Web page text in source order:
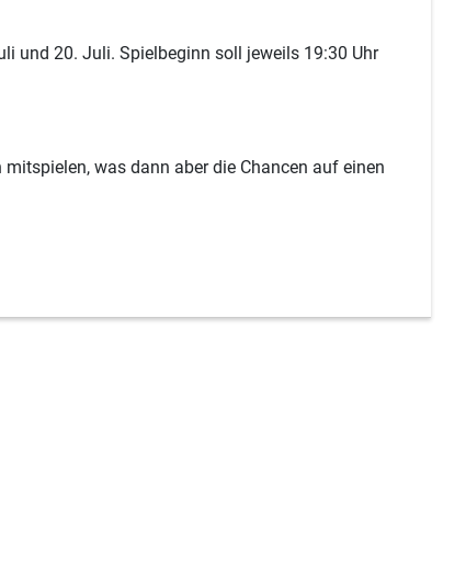
und 20. Juli. Spielbeginn soll jeweils 19:30 Uhr
was dann aber die Chancen auf einen